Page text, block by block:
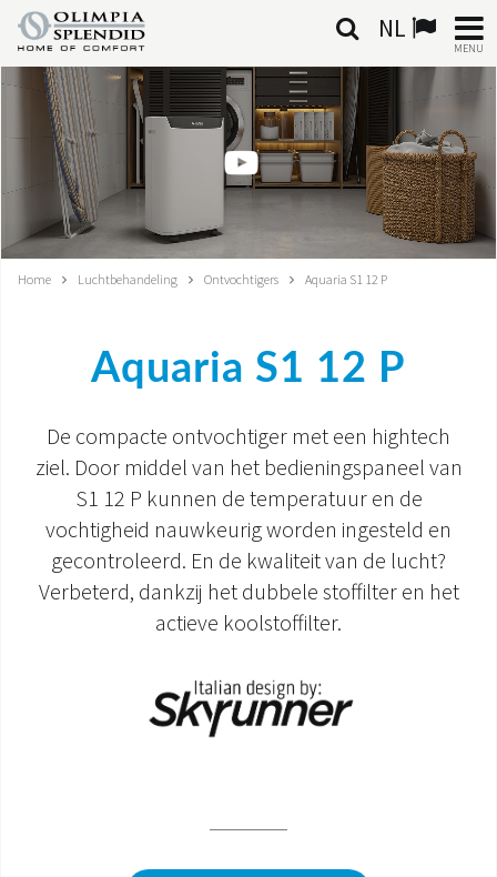
NL
MENU
NEDERLANDSE
KLIMAATREGELING
VERWARMING
GEÏNTEGREERDE SYSTEMEN
WERELD OS
DOCUMENTATIE PRODUCTEN
Home Luchtbehandeling Ontvochtigers Aquaria S1 12 P
Aquaria S1 12 P
De compacte ontvochtiger met een hightech
ziel. Door middel van het bedieningspaneel van
S1 12 P kunnen de temperatuur en de
vochtigheid nauwkeurig worden ingesteld en
gecontroleerd. En de kwaliteit van de lucht?
Verbeterd, dankzij het dubbele stoffilter en het
actieve koolstoffilter.